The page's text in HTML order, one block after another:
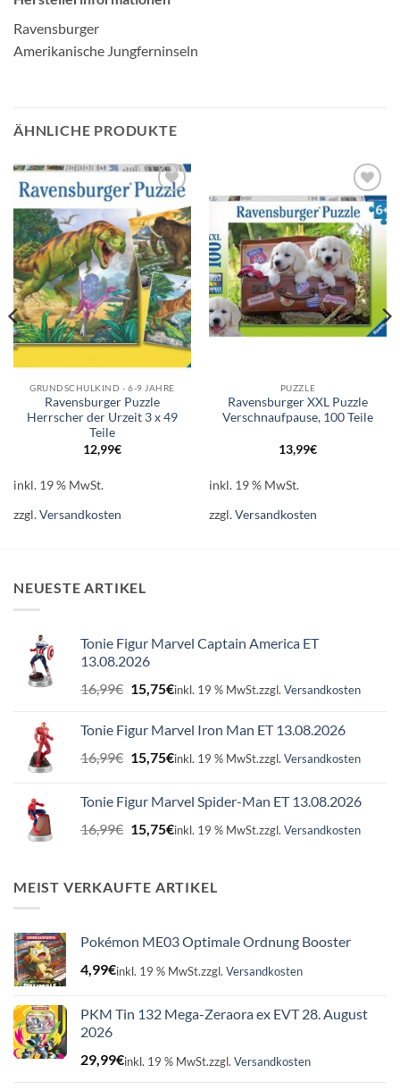
Ravensburger
Amerikanische Jungferninseln
ÄHNLICHE PRODUKTE
Wunschliste
GRUNDSCHULKIND - 6-9 JAHRE
Ravensburger Puzzle
Herrscher der Urzeit 3 x 49
Teile
12,99€
inkl. 19 % MwSt.
zzgl.Versandkosten
Auf die
Wunschliste
PUZZLE
Ravensburger XXL Puzzle
Verschnaufpause, 100 Teile
13,99€
inkl. 19 % MwSt.
zzgl.Versandkosten
NEUESTE ARTIKEL
Tonie Figur Marvel Captain America ET
13.08.2026
16,99€ Ursprünglicher
Preis
16,99€
15,75€Aktueller
15,75€.
inkl. 19 % MwSt.zzgl. Versandkosten
Tonie Figur Marvel Iron Man ET 13.08.2026
16,99€ Ursprünglicher
Preis
16,99€
15,75€Aktueller
15,75€.
inkl. 19 % MwSt.zzgl. Versandkosten
Tonie Figur Marvel Spider-Man ET 13.08.2026
16,99€ Ursprünglicher
Preis
16,99€
15,75€Aktueller
15,75€.
inkl. 19 % MwSt.zzgl. Versandkosten
MEIST VERKAUFTE ARTIKEL
Pokémon ME03 Optimale Ordnung Booster
4,99€inkl. 19 % MwSt.zzgl. Versandkosten
PKM Tin 132 Mega-Zeraora ex EVT 28. August
2026
29,99€inkl. 19 % MwSt.zzgl. Versandkosten